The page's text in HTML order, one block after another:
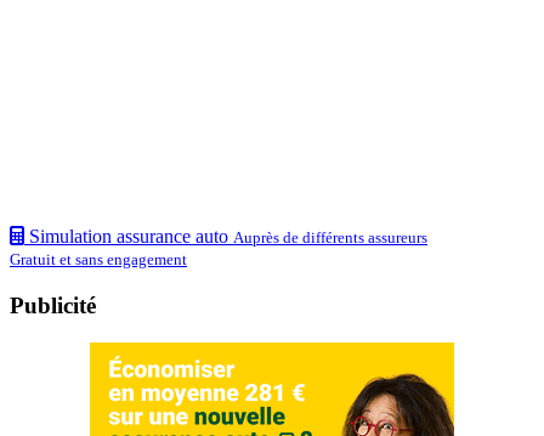
Simulation assurance auto Auprès de différents assureurs
Gratuit et sans engagement
Publicité